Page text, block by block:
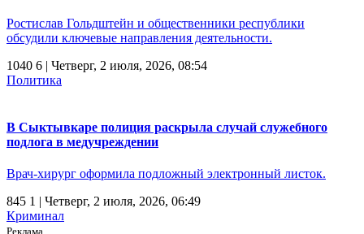
Ростислав Гольдштейн и общественники республики
обсудили ключевые направления деятельности.
1040 6 | Четверг, 2 июля, 2026, 08:54
Политика
В Сыктывкаре полиция раскрыла случай служебного
подлога в медучреждении
Врач-хирург оформила подложный электронный листок.
845 1 | Четверг, 2 июля, 2026, 06:49
Криминал
Реклама.